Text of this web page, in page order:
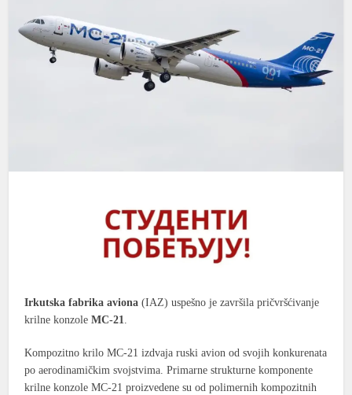
Irkutska fabrika aviona (IAZ) uspešno je završila pričvršćivanje
krilne konzoleMC-21.
Kompozitno krilo MC-21 izdvaja ruski avion od svojih konkurenata
po aerodinamičkim svojstvima. Primarne strukturne komponente
krilne konzole MC-21 proizvedene su od polimernih kompozitnih